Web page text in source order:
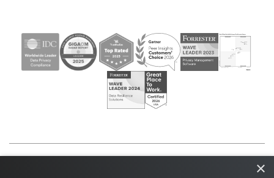
プライバシーに関する通
×